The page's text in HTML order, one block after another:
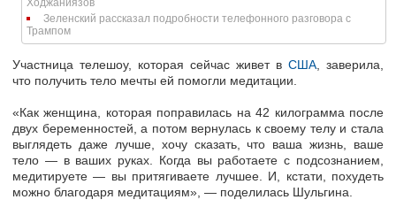
Ходжаниязов
Зеленский рассказал подробности телефонного разговора с
Трампом
Участница телешоу, которая сейчас живет в США , заверила,
что получить тело мечты ей помогли медитации.
«Как женщина, которая поправилась на 42 килограмма после
двух беременностей, а потом вернулась к своему телу и стала
выглядеть даже лучше, хочу сказать, что ваша жизнь, ваше
тело — в ваших руках. Когда вы работаете с подсознанием,
медитируете — вы притягиваете лучшее. И, кстати, похудеть
можно благодаря медитациям», — поделилась Шульгина.